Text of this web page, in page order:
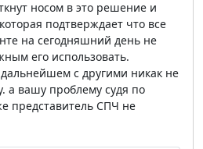
носом в это решение и
подтверждает что все
на сегодняшний день не
его использовать.
с другими никак не
а вашу проблему судя по
представитель СПЧ не